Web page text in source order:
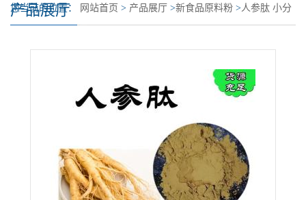
产品展厅
您当前的位置： 网站首页 > 产品展厅 >新食品原料粉 > 人参肽 小分